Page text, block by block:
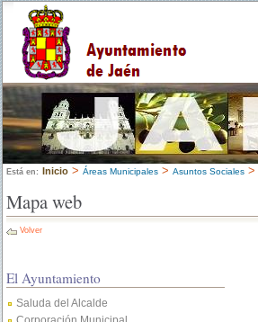
Está en: Inicio > Áreas Municipales > Asuntos Sociales >
Mapa web
Volver
El Ayuntamiento
Saluda del Alcalde